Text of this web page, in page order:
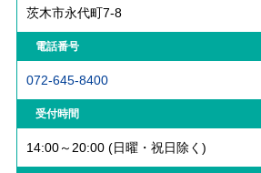
茨木市永代町7-8
電話番号
072-645-8400
受付時間
14:00～20:00 (日曜・祝日除く)